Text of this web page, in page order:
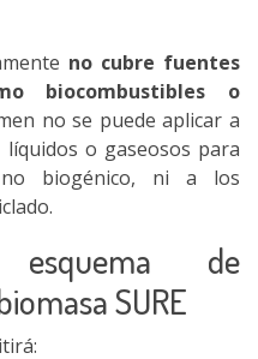
no cubre fuentes
biocombustibles o
no se puede aplicar a
o gaseosos para
biogénico, ni a los
de
SURE